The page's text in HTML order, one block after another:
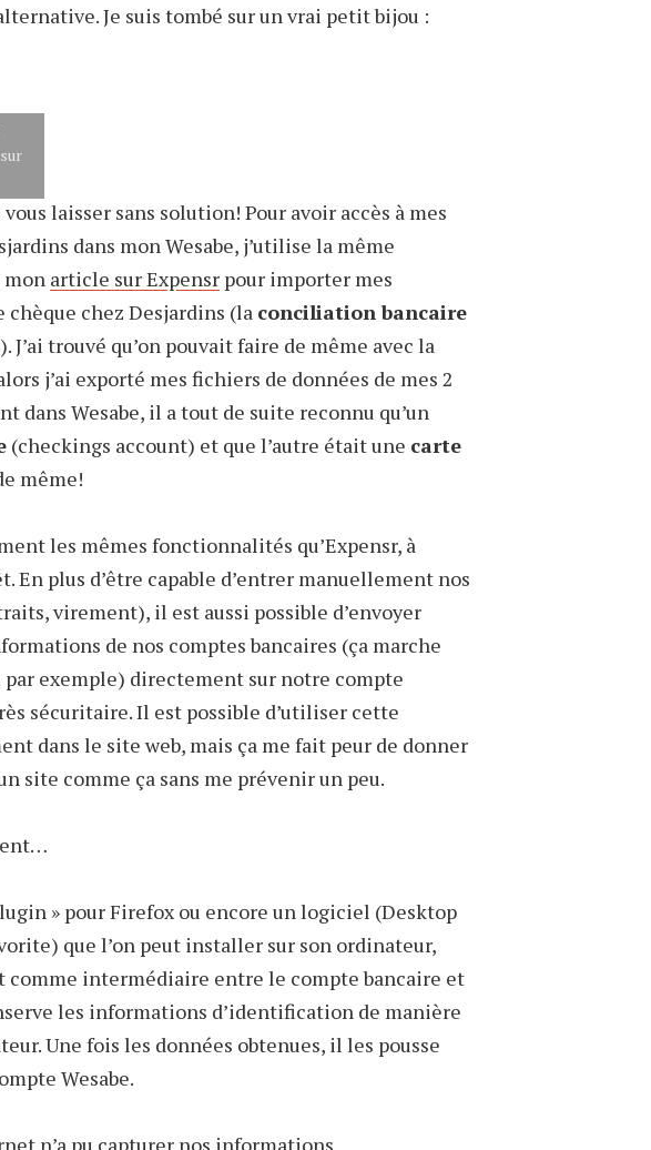
Je suis tombé sur un vrai petit bijou :
laisser sans solution! Pour avoir accès à mes
dans mon Wesabe, j’utilise la même
mon article sur Expensr pour importer mes
chèque chez Desjardins (la conciliation bancaire
J’ai trouvé qu’on pouvait faire de même avec la
j’ai exporté mes fichiers de données de mes 2
dans Wesabe, il a tout de suite reconnu qu’un
(checkings account) et que l’autre était une carte
même!
les mêmes fonctionnalités qu’Expensr, à
En plus d’être capable d’entrer manuellement nos
virement), il est aussi possible d’envoyer
de nos comptes bancaires (ça marche
par exemple) directement sur notre compte
sécuritaire. Il est possible d’utiliser cette
dans le site web, mais ça me fait peur de donner
site comme ça sans me prévenir un peu.
» pour Firefox ou encore un logiciel (Desktop
que l’on peut installer sur son ordinateur,
comme intermédiaire entre le compte bancaire et
les informations d’identification de manière
Une fois les données obtenues, il les pousse
Wesabe.
n’a pu capturer nos informations